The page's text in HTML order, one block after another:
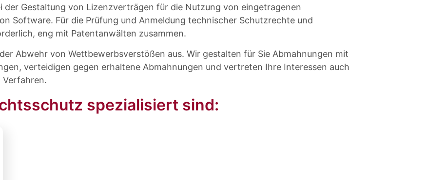
der Gestaltung von Lizenzverträgen für die Nutzung von eingetragenen
Software. Für die Prüfung und Anmeldung technischer Schutzrechte und
eng mit Patentanwälten zusammen.
Abwehr von Wettbewerbsverstößen aus. Wir gestalten für Sie Abmahnungen mit
verteidigen gegen erhaltene Abmahnungen und vertreten Ihre Interessen auch
spezialisiert sind: